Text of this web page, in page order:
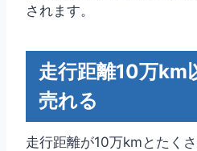
されます。
走行距離10万km
売れる
走行距離が10万kmとたく